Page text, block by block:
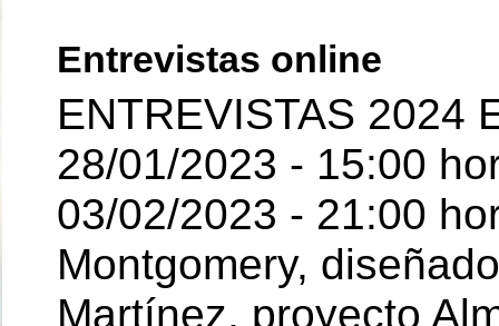
Entrevistas online
ENTREVISTAS 2024
28/01/2023 - 15:00
03/02/2023 - 21:00
Montgomery,
Martínez, proyecto